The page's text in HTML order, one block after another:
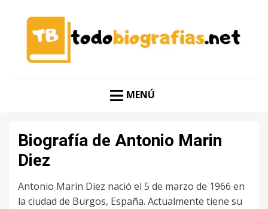
TODO BIOGRAFÍAS
MENÚ
Biografía de Antonio Marin
Diez
Antonio Marin Diez nació el 5 de marzo de 1966 en
la ciudad de Burgos, España. Actualmente tiene su